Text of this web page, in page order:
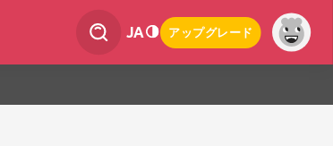
JA アップグレード